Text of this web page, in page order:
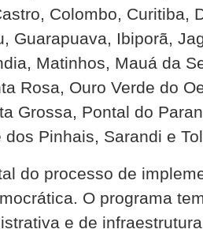
Colombo, Curitiba,
Guarapuava, Ibiporã,
Matinhos, Mauá da
Rosa, Ouro Verde do
Grossa, Pontal do
Pinhais, Sarandi e
do processo de
O programa
e de